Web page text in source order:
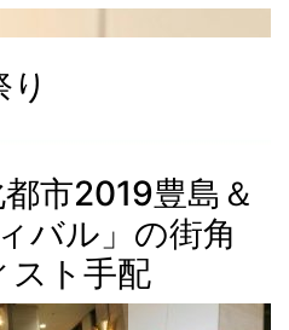
都市2019豊島＆
バル」の街角
スト手配